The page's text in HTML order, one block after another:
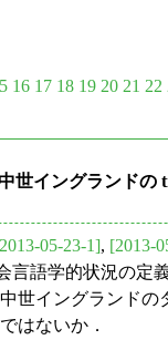
16 17 18 19 20 21 22
世イングランドの
05-23-1], [2013-
言語学的状況の
世イングランド
はないか．